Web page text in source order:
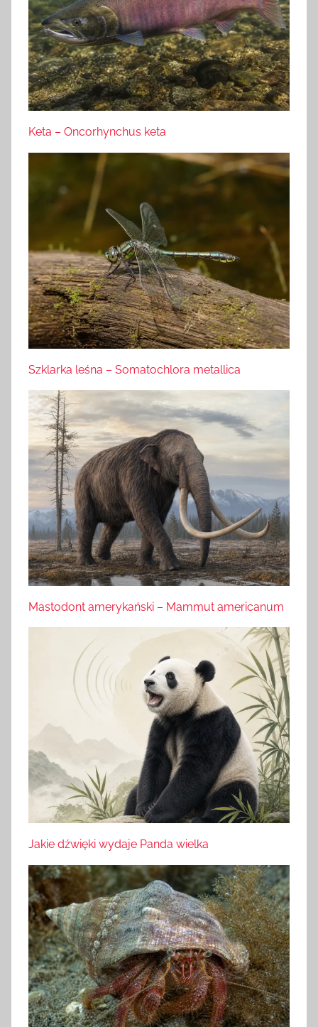
Keta – Oncorhynchus keta
Szklarka leśna – Somatochlora metallica
Mastodont amerykański – Mammut americanum
Jakie dźwięki wydaje Panda wielka